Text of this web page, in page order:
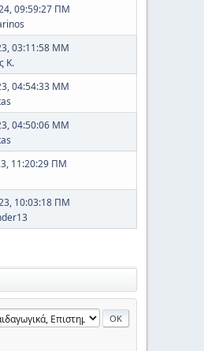
09:59:27 ΠΜ
03:11:58 ΜΜ
Κ.
04:54:33 ΜΜ
04:50:06 ΜΜ
11:20:29 ΠΜ
10:03:18 ΠΜ